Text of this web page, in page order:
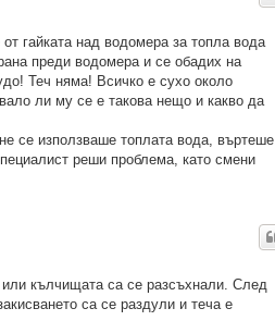
гайката над водомера за топла вода
преди водомера и се обадих на
Теч няма! Всичко е сухо около
ли му се е такова нещо и какво да
се използваше топлата вода, въртеше
реши проблема, като смени
кълчищата са се разсъхнали. След
са се раздули и теча е